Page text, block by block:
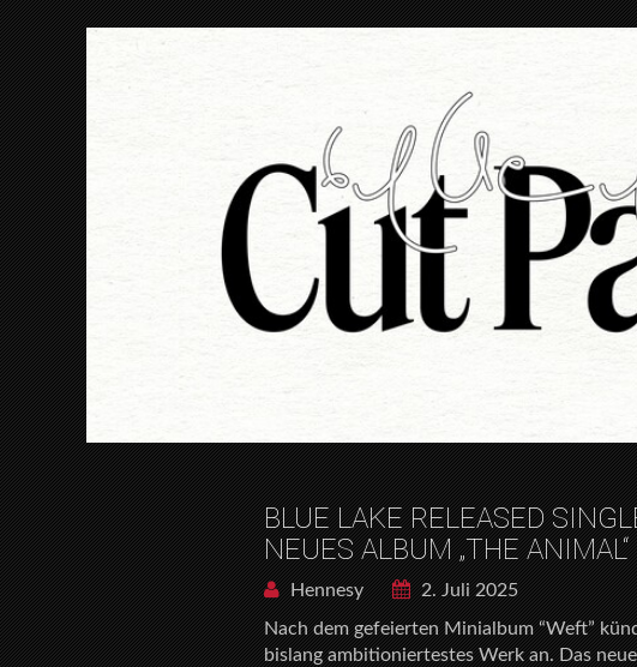
BLUE LAKE RELEASED
NEUES ALBUM „THE
Hennesy
2. Juli 2025
Nach dem gefeierten Minialbum “Weft”
bislang ambitioniertestes Werk an. Das